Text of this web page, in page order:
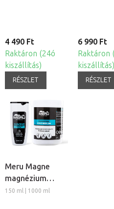
4 490 Ft
Raktáron (24ó
kiszállítás)
RÉSZLET
6 990 Ft
Raktáron
kiszállítás)
RÉSZLET
Meru Magne
magnézium
masszázs krém
150 ml | 1000 ml